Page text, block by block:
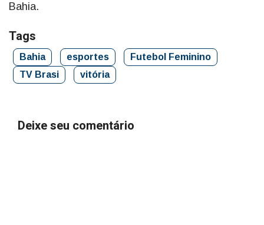
Bahia.
Tags
Bahia esportes
Futebol Feminino
TV Brasi
vitória
Deixe seu comentário